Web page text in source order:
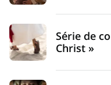
Série de
Christ »